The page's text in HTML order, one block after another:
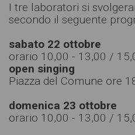
I tre laboratori si
secondo il seguente
sabato 22 ottobre
orario 10,00 - 13,00 /
open singing
Piazza del Comune ore
domenica 23 ottobre
orario 10,00 - 13,00 /